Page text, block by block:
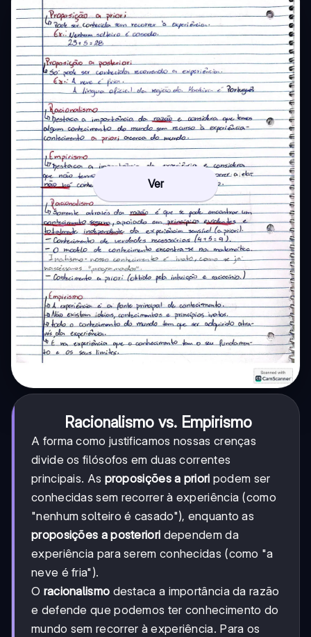
Ver
Racionalismo vs. Empirismo
A forma como justificamos nossas crenças
divide os filósofos em duas correntes
principais. As proposições a priori podem ser
conhecidas sem recorrer à experiência (como
"nenhum solteiro é casado"), enquanto as
proposições a posteriori dependem da
experiência para serem conhecidas (como "a
neve é fria").
O racionalismo destaca a importância da razão
e defende que podemos ter conhecimento do
mundo sem recorrer à experiência. Para os